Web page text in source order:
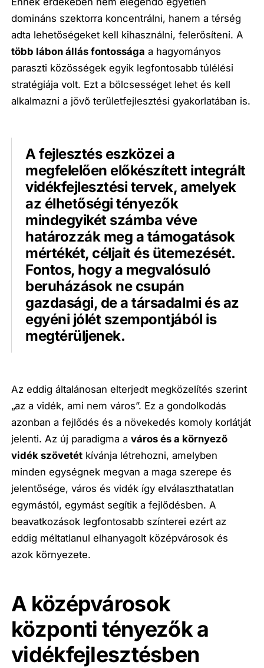
domináns szektorra koncentrálni, hanem a térség
adta lehetőségeket kell kihasználni, felerősíteni. A
több lábon állás fontossága a hagyományos
paraszti közösségek egyik legfontosabb túlélési
stratégiája volt. Ezt a bölcsességet lehet és kell
alkalmazni a jövő területfejlesztési gyakorlatában is.
A fejlesztés eszközei a
megfelelően előkészített integrált
vidékfejlesztési tervek, amelyek
az élhetőségi tényezők
mindegyikét számba véve
határozzák meg a támogatások
mértékét, céljait és ütemezését.
Fontos, hogy a megvalósuló
beruházások ne csupán
gazdasági, de a társadalmi és az
egyéni jólét szempontjából is
megtérüljenek.
Az eddig általánosan elterjedt megközelítés szerint
„az a vidék, ami nem város”. Ez a gondolkodás
azonban a fejlődés és a növekedés komoly korlátját
jelenti. Az új paradigma aváros és a környező
vidék szövetét kívánja létrehozni, amelyben
minden egységnek megvan a maga szerepe és
jelentősége, város és vidék így elválaszthatatlan
egymástól, egymást segítik a fejlődésben. A
beavatkozások legfontosabb színterei ezért az
eddig méltatlanul elhanyagolt középvárosok és
azok környezete.
A középvárosok
központi tényezők a
vidékfejlesztésben